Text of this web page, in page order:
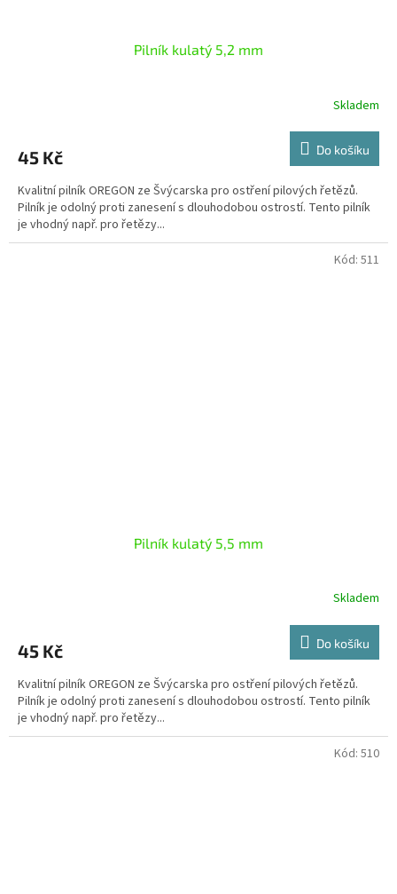
Pilník kulatý 5,2 mm
Skladem
45 Kč Do košíku
Kvalitní pilník OREGON ze Švýcarska pro ostření pilových řetězů.
Pilník je odolný proti zanesení s dlouhodobou ostrostí. Tento pilník
je vhodný např. pro řetězy...
Pilník kulatý 5,5 mm
Skladem
45 Kč Do košíku
Kvalitní pilník OREGON ze Švýcarska pro ostření pilových řetězů.
Pilník je odolný proti zanesení s dlouhodobou ostrostí. Tento pilník
je vhodný např. pro řetězy...
Kód: 511
Kód: 510